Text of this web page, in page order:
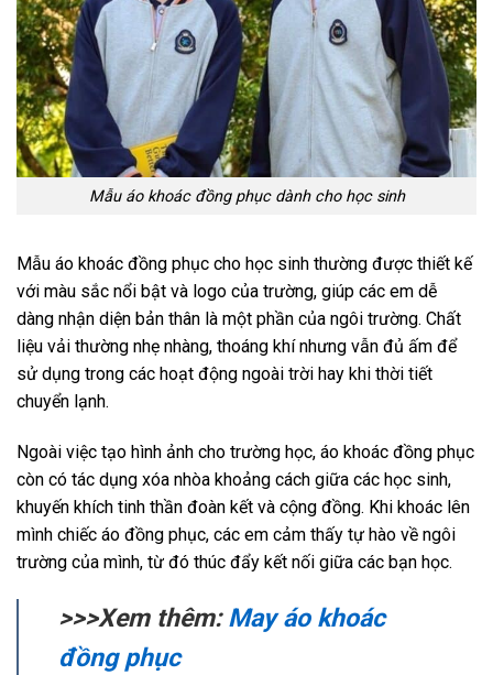
Mẫu áo khoác đồng phục dành cho học sinh
Mẫu áo khoác đồng phục cho học sinh thường được thiết kế
với màu sắc nổi bật và logo của trường, giúp các em dễ
dàng nhận diện bản thân là một phần của ngôi trường. Chất
liệu vải thường nhẹ nhàng, thoáng khí nhưng vẫn đủ ấm để
sử dụng trong các hoạt động ngoài trời hay khi thời tiết
chuyển lạnh.
Ngoài việc tạo hình ảnh cho trường học, áo khoác đồng phục
còn có tác dụng xóa nhòa khoảng cách giữa các học sinh,
khuyến khích tinh thần đoàn kết và cộng đồng. Khi khoác lên
mình chiếc áo đồng phục, các em cảm thấy tự hào về ngôi
trường của mình, từ đó thúc đẩy kết nối giữa các bạn học.
>>>Xem thêm:May áo khoác
đồng phục